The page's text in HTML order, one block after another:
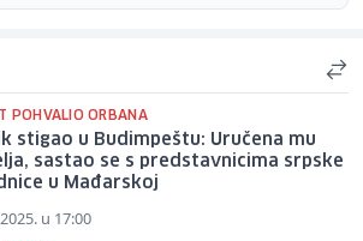
POHVALIO ORBANA
stigao u Budimpeštu: Uručena mu
sastao se s predstavnicima srpske
u Mađarskoj
u 17:00